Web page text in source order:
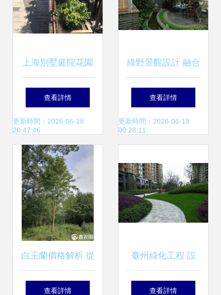
上海別墅庭院花園
從設計施工到綠化
養護的全流程指南
查看詳情
更新時間：2026-06-18
20:47:46
綠野景觀設計 融合
藝術與自然的園林
綠化工程實踐
查看詳情
更新時間：2026-06-18
00:28:11
白玉蘭價格解析 從
單株成本到園林綠
查看詳情
臺州綠化工程 設
計、施工與價格考
查看詳情